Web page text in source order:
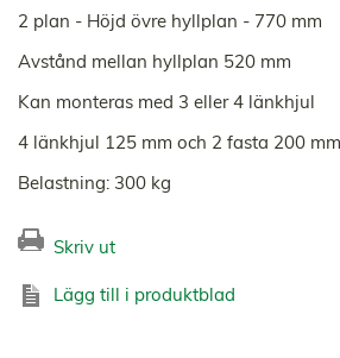
2 plan - Höjd övre hyllplan - 770 mm
Avstånd mellan hyllplan 520 mm
Kan monteras med 3 eller 4 länkhjul
4 länkhjul 125 mm och 2 fasta 200 mm
Belastning: 300 kg
Skriv ut
Lägg till i produktblad